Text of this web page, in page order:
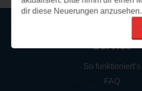
dir diese Neuerungen anzusehen.
Service
So funktioniert‘s
FAQ